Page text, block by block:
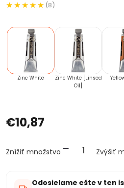
(8)
Zinc White
Zinc White [Linsed
Oil]
€10,87
Znížiť množstvo Zvýšiť
Odosielame ešte v ten